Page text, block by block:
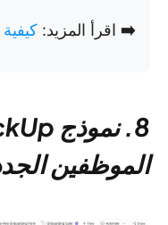
➡️ اقرأ المزيد:
الموظفين